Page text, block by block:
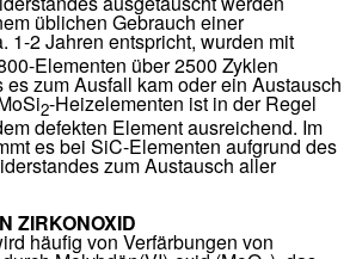
üblichen Gebrauch einer
1-2 Jahren entspricht, wurden mit
Elementen über 2500 Zyklen
zum Ausfall kam oder ein Austausch
2-Heizelementen ist in der Regel
defekten Element ausreichend. Im
es bei SiC-Elementen aufgrund des
zum Austausch aller
ZIRKONOXID
häufig von Verfärbungen von